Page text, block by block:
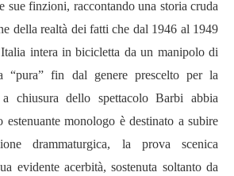
sue finzioni, raccontando una storia cruda
della realtà dei fatti che dal 1946 al 1949
intera in bicicletta da un manipolo di
“pura” fin dal genere prescelto per la
a chiusura dello spettacolo Barbi abbia
estenuante monologo è destinato a subire
drammaturgica, la prova scenica
evidente acerbità, sostenuta soltanto da